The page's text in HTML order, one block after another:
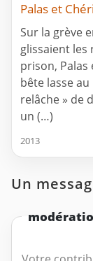
Palas et
Sur la grève
glissaient les
prison,
bête lasse
relâche » de
un (…)
2013
Un